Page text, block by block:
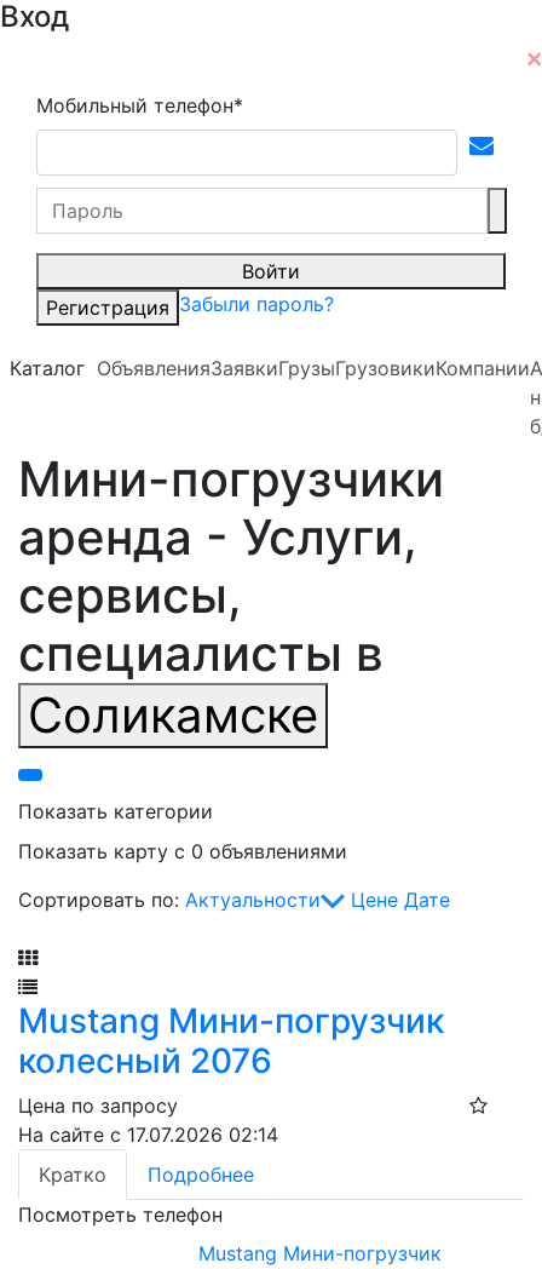
Вход
Мобильный телефон*
Войти
Регистрация Забыли пароль?
Каталог ОбъявленияЗаявкиГрузыГрузовикиКомпании
Мини-погрузчики
аренда - Услуги,
сервисы,
специалисты в
Соликамске
Показать категории
Показать карту с 0 объявлениями
Сортировать по: Актуальности Цене Дате
Mustang Мини-погрузчик
колесный 2076
Цена по запросу
На сайте с 17.07.2026 02:14
Кратко
Подробнее
Посмотреть телефон
Mustang Мини-погрузчик